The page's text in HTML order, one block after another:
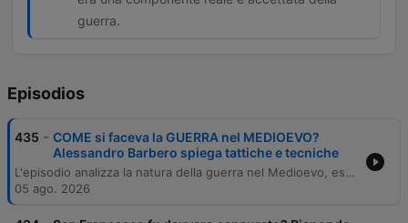
guerra.
Episodios
435 - COME si faceva la GUERRA nel MEDIOEVO?
Alessandro Barbero spiega tattiche e tecniche
L'episodio analizza la natura della guerra nel Medioevo, esplorandone l'evoluzione da un modello imperiale e stagionale a una frammentazione feudale basata su dispute locali. Viene esaminata la trasformazione del conflitto da strumento di negoziazione e profitto tramite i riscatti a fenomeno di massa caratterizzato dalla rivoluzione tecnologica della cavalleria e dall'impatto degli arcieri. Il racconto approfondisce inoltre la realtà economica e psicologica dei combattenti, smentendo il mito romantico del cavaliere senza paura. Attraverso le cronache dell'epoca, emerge un quadro realistico fatto di costi elevati, ascesa dei mercenari e una costante tensione tra l'ideologia della nobiltà e la cruda verità della paura in battaglia.
05 ago. 2026